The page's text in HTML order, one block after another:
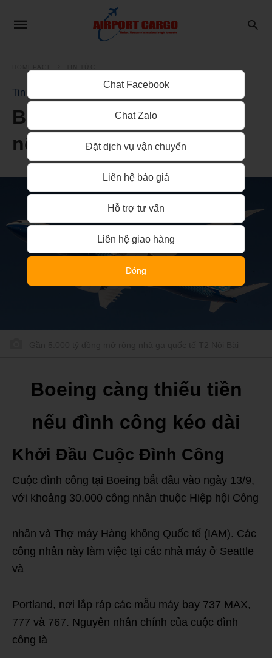
Tin Tức
Boeing càng thiếu tiền
nếu đình công kéo dài
Boeing càng thiếu tiền
nếu đình công kéo dài
Khởi Đầu Cuộc Đình Công
Cuộc đình công tại Boeing bắt đầu vào ngày 13/9,
với khoảng 30.000 công nhân thuộc Hiệp hội Công
nhân và Thợ máy Hàng không Quốc tế (IAM). Các
công nhân này làm việc tại các nhà máy ở Seattle
và
Portland, nơi lắp ráp các mẫu máy bay 737 MAX,
777 và 767. Nguyên nhân chính của cuộc đình
công là
Chat Facebook
Chat Zalo
Đặt dịch vụ vận chuyển
Liên hệ báo giá
Hỗ trợ tư vấn
Liên hệ giao hàng
Đóng